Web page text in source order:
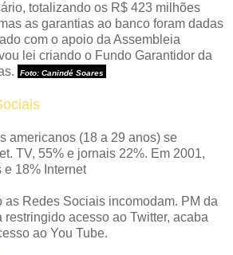
totalizando os R$ 423 milhões
as garantias ao banco foram dadas
com o apoio da Assembleia
lei criando o Fundo Garantidor da
Foto: Canindé Soares
americanos (18 a 29 anos) se
TV, 55% e jornais 22%. Em 2001,
e 18% Internet
as Redes Sociais incomodam. PM da
acesso ao Twitter, acaba
ao You Tube.